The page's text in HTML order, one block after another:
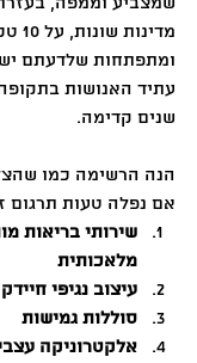
ומתפתחות שלדעתם
שנים קדימה.
הנה הרשימה כמו
אם נפלה טעות תרגום
שירותי בריאות
מלאכותית
עיצוב נגיפי חיידק
סוללות גמישות
אלקטרוניקה